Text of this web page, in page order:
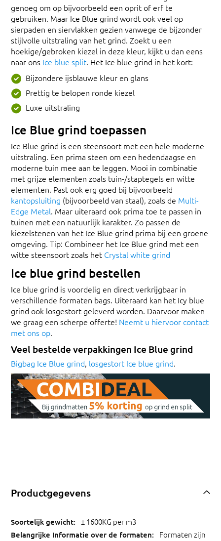
genoeg om op bijvoorbeeld een oprit of erf te
gebruiken. Maar Ice Blue grind wordt ook veel op
sierpaden en siervlakken gezien vanwege de bijzonder
stijlvolle uitstraling van het grind. Zoekt u een
hoekige/gebroken kiezel in deze kleur, kijkt u dan eens
naar ons Ice blue split. Het Ice blue grind in het kort:
Bijzondere ijsblauwe kleur en glans
Prettig te belopen ronde kiezel
Luxe uitstraling
Ice Blue grind toepassen
Ice Blue grind is een steensoort met een hele moderne
uitstraling. Een prima steen om een hedendaagse en
moderne tuin mee aan te leggen. Mooi in combinatie
met grijze elementen zoals tuin-/staptegels en witte
elementen. Past ook erg goed bij bijvoorbeeld
kantopsluiting (bijvoorbeeld van staal), zoals de Multi-
Edge Metal. Maar uiteraard ook prima toe te passen in
tuinen met een natuurlijk karakter. Zo passen de
kiezelstenen van het Ice Blue grind prima bij een groene
omgeving. Tip: Combineer het Ice Blue grind met een
witte steensoort zoals het Crystal white grind
Ice blue grind bestellen
Ice blue grind is voordelig en direct verkrijgbaar in
verschillende formaten bags. Uiteraard kan het Icy blue
grind ook losgestort geleverd worden. Daarvoor maken
we graag een scherpe offerte! Neemt u hiervoor contact
met ons op.
Veel bestelde verpakkingen Ice Blue grind
Bigbag Ice Blue grind, losgestort Ice blue grind.
Productgegevens
± 1600KG per m3
Formaten zijn